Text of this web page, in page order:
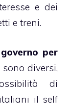
e dei
e treni.
per
sono diversi,
di
il self